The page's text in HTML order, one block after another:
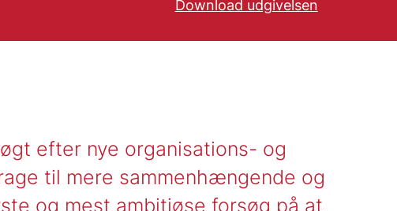
Download udgivelsen
efter nye organisations- og
til mere sammenhængende og
og mest ambitiøse forsøg på at